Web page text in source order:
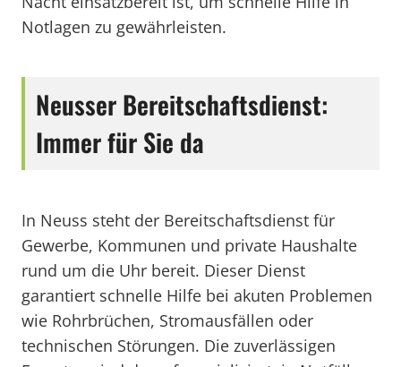
Notlagen zu gewährleisten.
Neusser Bereitschaftsdienst:
Immer für Sie da
In Neuss steht der Bereitschaftsdienst für
Gewerbe, Kommunen und private Haushalte
rund um die Uhr bereit. Dieser Dienst
garantiert schnelle Hilfe bei akuten Problemen
wie Rohrbrüchen, Stromausfällen oder
technischen Störungen. Die zuverlässigen